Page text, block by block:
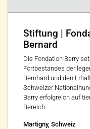
Stiftung |
Bernard
Die Fondation Barry
Fortbestandes der
Bernhard und den
Schweizer
Barry erfolgreich auf
Bereich.
Martigny, Schweiz